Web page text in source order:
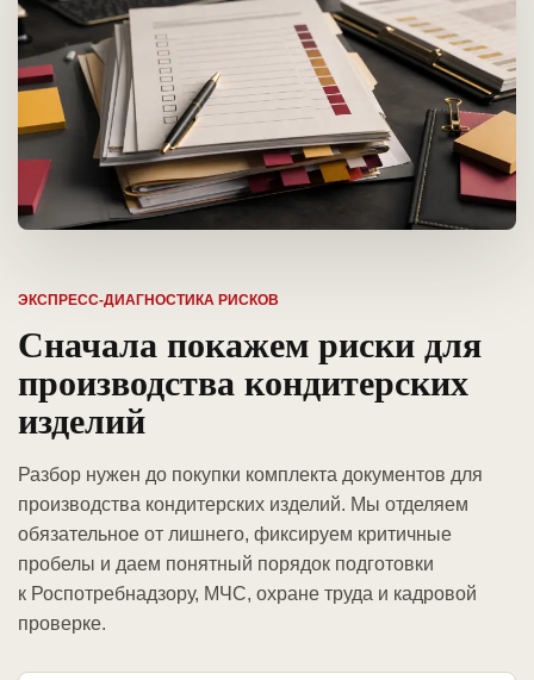
ЭКСПРЕСС-ДИАГНОСТИКА РИСКОВ
Сначала покажем риски для
производства кондитерских
изделий
Разбор нужен до покупки комплекта документов для
производства кондитерских изделий. Мы отделяем
обязательное от лишнего, фиксируем критичные
пробелы и даем понятный порядок подготовки
к Роспотребнадзору, МЧС, охране труда и кадровой
проверке.